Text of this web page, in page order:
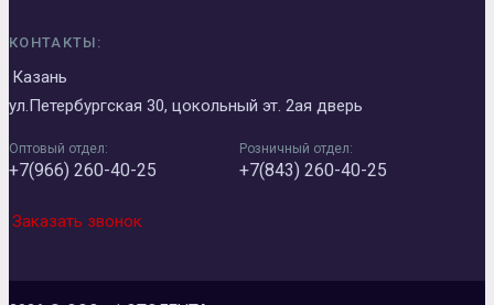
КОНТАКТЫ:
Казань
ул.Петербургская 30, цокольный эт. 2ая дверь
Оптовый отдел:
+7(966) 260-40-25
Розничный отдел:
+7(843) 260-40-25
Заказать звонок